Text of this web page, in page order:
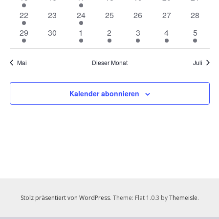
VeranstaltungVeranstaltungenVeranstaltung
1
Veranstaltung
22
0
Veranstaltungen
23
1
Veranstaltung
24
0
25
0
26
0
27
0
28
1
Veranstaltung
29
0
Veranstaltungen
30
1
Veranstaltung
1
1
Veranstaltung
2
1
Veranstaltung
3
1
Veranstaltung
4
1
5
Mai Dieser Monat Juli
Kalender abonnieren
Stolz präsentiert von WordPress. Theme: Flat 1.0.3 byThemeisle.